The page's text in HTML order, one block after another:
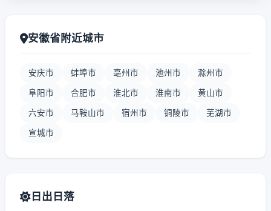
安徽省附近城市
安庆市 蚌埠市 亳州市 池州市 滁州市
阜阳市 合肥市 淮北市 淮南市 黄山市
六安市 马鞍山市 宿州市 铜陵市 芜湖市
宣城市
日出日落